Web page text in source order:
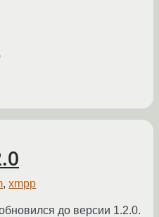
,xmpp
до версии 1.2.0.